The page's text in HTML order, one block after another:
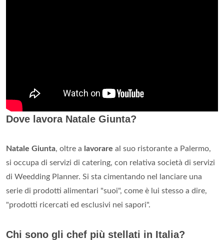
Dove lavora Natale Giunta?
Natale Giunta, oltre a lavorare al suo ristorante a Palermo,
si occupa di servizi di catering, con relativa società di servizi
di Weedding Planner. Si sta cimentando nel lanciare una
serie di prodotti alimentari "suoi", come è lui stesso a dire,
"prodotti ricercati ed esclusivi nei sapori".
Chi sono gli chef più stellati in Italia?